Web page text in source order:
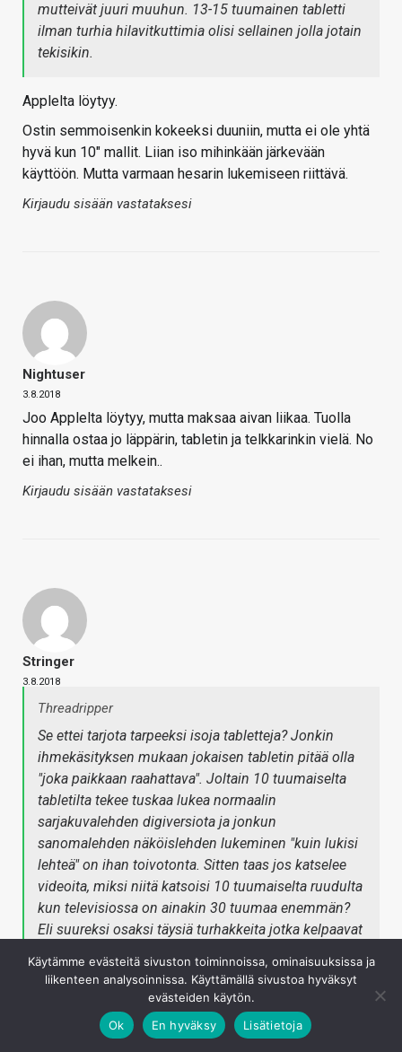
mutteivät juuri muuhun. 13-15 tuumainen tabletti
ilman turhia hilavitkuttimia olisi sellainen jolla jotain
tekisikin.
Applelta löytyy.
Ostin semmoisenkin kokeeksi duuniin, mutta ei ole yhtä
hyvä kun 10" mallit. Liian iso mihinkään järkevään
käyttöön. Mutta varmaan hesarin lukemiseen riittävä.
Kirjaudu sisään vastataksesi
Nightuser
3.8.2018
Joo Applelta löytyy, mutta maksaa aivan liikaa. Tuolla
hinnalla ostaa jo läppärin, tabletin ja telkkarinkin vielä. No
ei ihan, mutta melkein..
Kirjaudu sisään vastataksesi
Stringer
3.8.2018
Threadripper
Se ettei tarjota tarpeeksi isoja tabletteja? Jonkin
ihmekäsityksen mukaan jokaisen tabletin pitää olla
"joka paikkaan raahattava". Joltain 10 tuumaiselta
tabletilta tekee tuskaa lukea normaalin
sarjakuvalehden digiversiota ja jonkun
sanomalehden näköislehden lukeminen "kuin lukisi
lehteä" on ihan toivotonta. Sitten taas jos katselee
videoita, miksi niitä katsoisi 10 tuumaiselta ruudulta
kun televisiossa on ainakin 30 tuumaa enemmän?
Eli suureksi osaksi täysiä turhakkeita jotka kelpaavat
mutteivät juuri muuhun. 13-15 tuumainen tabletti
ilman turhia hilavitkuttimia olisi sellainen jolla jotain
Käytämme evästeitä sivuston toiminnoissa, ominaisuuksissa ja
liikenteen analysoinnissa. Käyttämällä sivustoa hyväksyt
evästeiden käytön.
Ok
En hyväksy Lisätietoja